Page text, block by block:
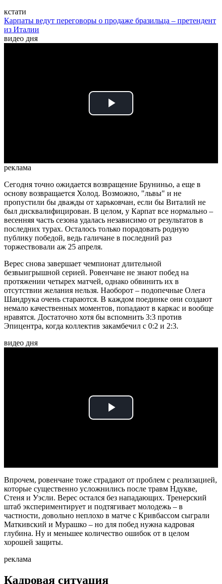
кстати
Карпаты ведут переговоры о продаже бразильца – претендент
из Италии
видео дня
Play
реклама
Сегодня точно ожидается возвращение Бруниньо, а еще в
основу возвращается Холод. Возможно, "львы" и не
пропустили бы дважды от харьковчан, если бы Виталий не
был дисквалифицирован. В целом, у Карпат все нормально –
весенняя часть сезона удалась независимо от результатов в
последних турах. Осталось только порадовать родную
публику победой, ведь галичане в последний раз
торжествовали аж 25 апреля.
Верес снова завершает чемпионат длительной
безвыигрышной серией. Ровенчане не знают побед на
протяжении четырех матчей, однако обвинить их в
отсутствии желания нельзя. Наоборот – подопечные Олега
Шандрука очень стараются. В каждом поединке они создают
немало качественных моментов, попадают в каркас и вообще
нравятся. Достаточно хотя бы вспомнить 3:3 против
Эпицентра, когда коллектив закамбечил с 0:2 и 2:3.
видео дня
Play
Впрочем, ровенчане тоже страдают от проблем с реализацией,
которые существенно усложнились после травм Ндукве,
Стеня и Уэсли. Верес остался без нападающих. Тренерский
штаб экспериментирует и подтягивает молодежь – в
частности, довольно неплохо в матче с Кривбассом сыграли
Маткивский и Мурашко – но для побед нужна кадровая
глубина. Ну и меньшее количество ошибок от в целом
хорошей защиты.
реклама
Кадровая ситуация